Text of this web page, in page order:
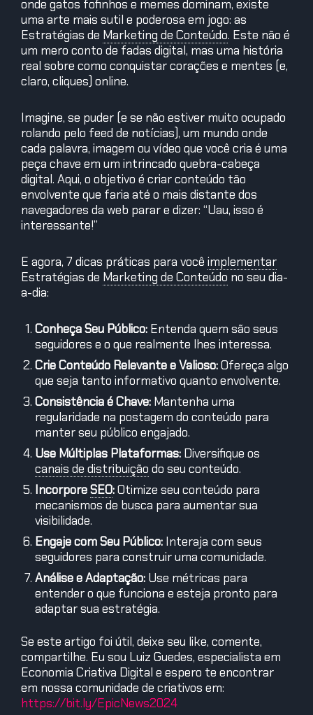
onde gatos fofinhos e memes dominam, existe
uma arte mais sutil e poderosa em jogo: as
Estratégias de Marketing de Conteúdo. Este não é
um mero conto de fadas digital, mas uma história
real sobre como conquistar corações e mentes (e,
claro, cliques) online.
Imagine, se puder (e se não estiver muito ocupado
rolando pelo feed de notícias), um mundo onde
cada palavra, imagem ou vídeo que você cria é uma
peça chave em um intrincado quebra-cabeça
digital. Aqui, o objetivo é criar conteúdo tão
envolvente que faria até o mais distante dos
navegadores da web parar e dizer: “Uau, isso é
interessante!”
E agora, 7 dicas práticas para você implementar
Estratégias de Marketing de Conteúdo no seu dia-
a-dia:
Conheça Seu Público: Entenda quem são seus
seguidores e o que realmente lhes interessa.
Crie Conteúdo Relevante e Valioso:Ofereça algo
que seja tanto informativo quanto envolvente.
Consistência é Chave: Mantenha uma
regularidade na postagem do conteúdo para
manter seu público engajado.
Use Múltiplas Plataformas: Diversifique os
canais de distribuição do seu conteúdo.
IncorporeSEO:Otimize seu conteúdo para
mecanismos de busca para aumentar sua
visibilidade.
Engaje com Seu Público: Interaja com seus
seguidores para construir uma comunidade.
Análise e Adaptação: Use métricas para
entender o que funciona e esteja pronto para
adaptar sua estratégia.
Se este artigo foi útil, deixe seu like, comente,
compartilhe. Eu sou Luiz Guedes, especialista em
Economia Criativa Digital e espero te encontrar
em nossa comunidade de criativos em:
https://bit.ly/EpicNews2024